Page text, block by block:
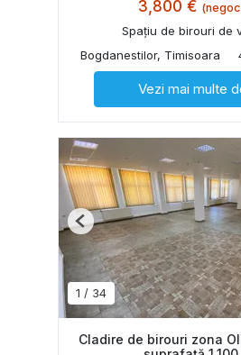
3,800 €
Spațiu de birouri de
Bogdanestilor, Timisoara
Vezi mai multe
1 / 34
Previous
Cladire de birouri zona